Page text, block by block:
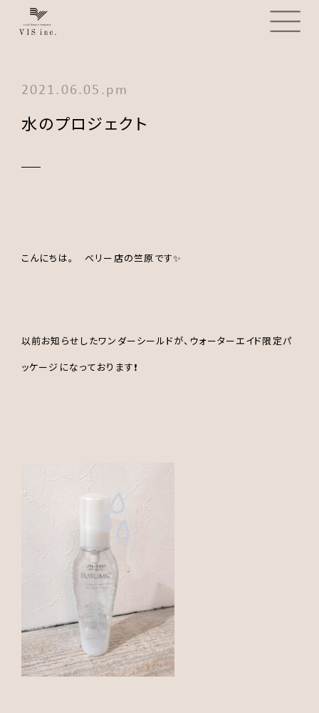
2021.06.05.pm
水のプロジェクト
こんにちは。 ベリー店の竺原です✨
以前お知らせしたワンダーシールドが、ウォーターエイド限定パ
ッケージになっております❗